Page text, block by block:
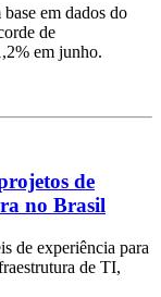
em dados do
de
em junho.
de
no Brasil
de experiência para
de TI,